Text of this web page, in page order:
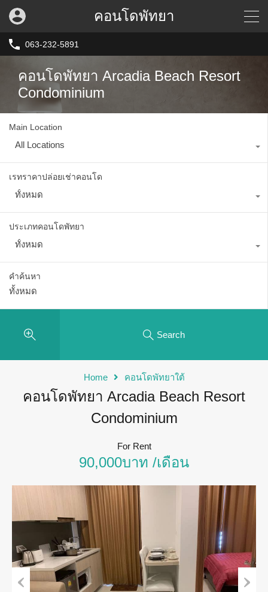
คอนโดพัทยา
063-232-5891
คอนโดพัทยา Arcadia Beach Resort
Condominium
Main Location
All Locations
เรทราคาปล่อยเช่าคอนโด
ทั้งหมด
ประเภทคอนโดพัทยา
ทั้งหมด
คำค้นหา
Search
Home คอนโดพัทยาใต้
คอนโดพัทยา Arcadia Beach Resort
Condominium
For Rent
90,000บาท /เดือน